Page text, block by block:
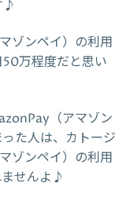
♪
ゾンペイ）の利用
万程度だと思い
（アマゾン
た人は、カトージ
ゾンペイ）の利用
せんよ♪